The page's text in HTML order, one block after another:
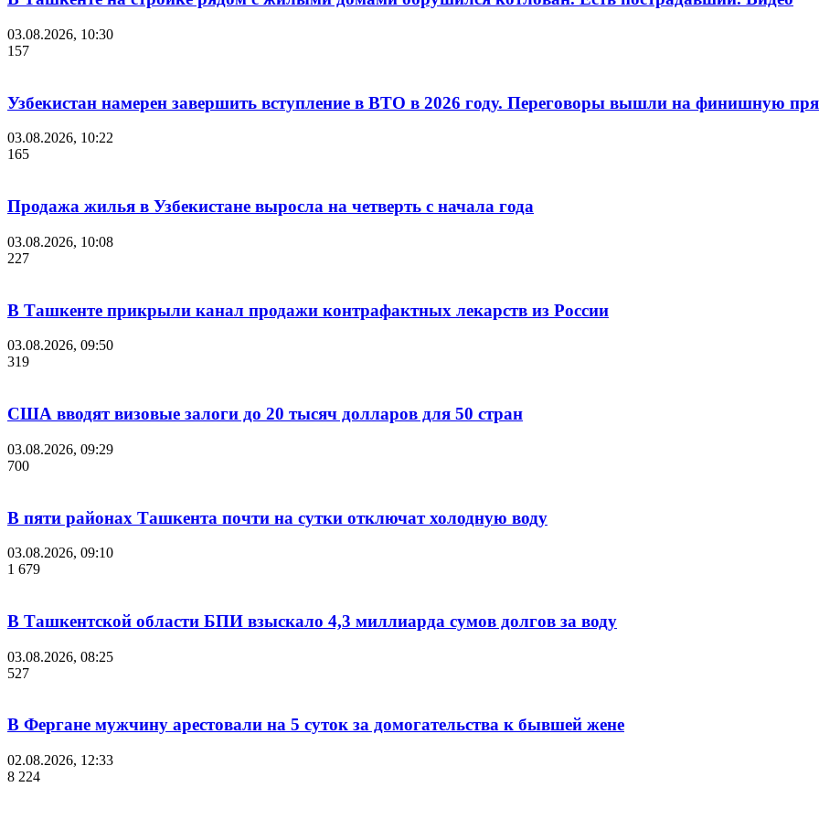
03.08.2026, 10:30
157
Узбекистан намерен завершить вступление в ВТО в 2026 году. Переговоры вышли на финишную
03.08.2026, 10:22
165
Продажа жилья в Узбекистане выросла на четверть с начала года
03.08.2026, 10:08
227
В Ташкенте прикрыли канал продажи контрафактных лекарств из России
03.08.2026, 09:50
319
США вводят визовые залоги до 20 тысяч долларов для 50 стран
03.08.2026, 09:29
700
В пяти районах Ташкента почти на сутки отключат холодную воду
03.08.2026, 09:10
1 679
В Ташкентской области БПИ взыскало 4,3 миллиарда сумов долгов за воду
03.08.2026, 08:25
527
В Фергане мужчину арестовали на 5 суток за домогательства к бывшей жене
02.08.2026, 12:33
8 224